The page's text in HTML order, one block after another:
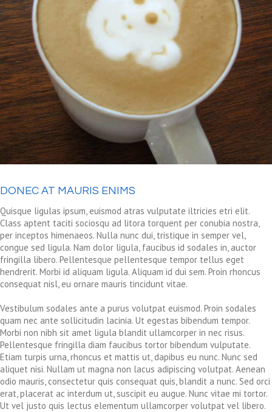
DONEC AT MAURIS ENIMS
Quisque ligulas ipsum, euismod atras vulputate iltricies etri elit.
Class aptent taciti sociosqu ad litora torquent per conubia nostra,
per inceptos himenaeos. Nulla nunc dui, tristique in semper vel,
congue sed ligula. Nam dolor ligula, faucibus id sodales in, auctor
fringilla libero. Pellentesque pellentesque tempor tellus eget
hendrerit. Morbi id aliquam ligula. Aliquam id dui sem. Proin rhoncus
consequat nisl, eu ornare mauris tincidunt vitae.
Vestibulum sodales ante a purus volutpat euismod. Proin sodales
quam nec ante sollicitudin lacinia. Ut egestas bibendum tempor.
Morbi non nibh sit amet ligula blandit ullamcorper in nec risus.
Pellentesque fringilla diam faucibus tortor bibendum vulputate.
Etiam turpis urna, rhoncus et mattis ut, dapibus eu nunc. Nunc sed
aliquet nisi. Nullam ut magna non lacus adipiscing volutpat. Aenean
odio mauris, consectetur quis consequat quis, blandit a nunc. Sed orci
erat, placerat ac interdum ut, suscipit eu augue. Nunc vitae mi tortor.
Ut vel justo quis lectus elementum ullamcorper volutpat vel libero.